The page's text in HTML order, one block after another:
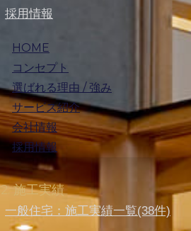
採用情報
HOME
コンセプト
選ばれる理由 / 強み
サービス紹介
会社情報
採用情報
2. 施工実績
一般住宅：施工実績一覧(38件)